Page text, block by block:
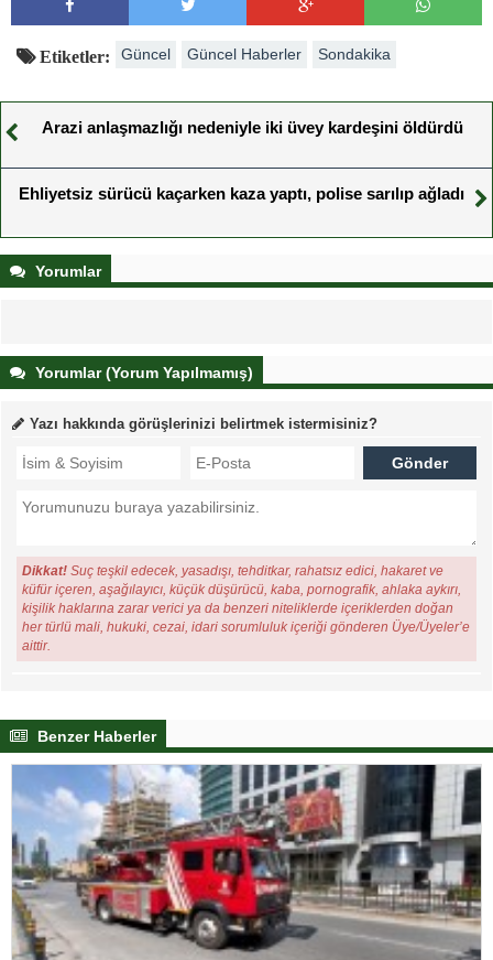
Etiketler: Güncel Güncel Haberler Sondakika
Arazi anlaşmazlığı nedeniyle iki üvey kardeşini öldürdü
Ehliyetsiz sürücü kaçarken kaza yaptı, polise sarılıp ağladı
Yorumlar
Yorumlar (Yorum Yapılmamış)
Yazı hakkında görüşlerinizi belirtmek istermisiniz?
Dikkat! Suç teşkil edecek, yasadışı, tehditkar, rahatsız edici, hakaret ve
küfür içeren, aşağılayıcı, küçük düşürücü, kaba, pornografik, ahlaka aykırı,
kişilik haklarına zarar verici ya da benzeri niteliklerde içeriklerden doğan
her türlü mali, hukuki, cezai, idari sorumluluk içeriği gönderen Üye/Üyeler’e
aittir.
Benzer Haberler